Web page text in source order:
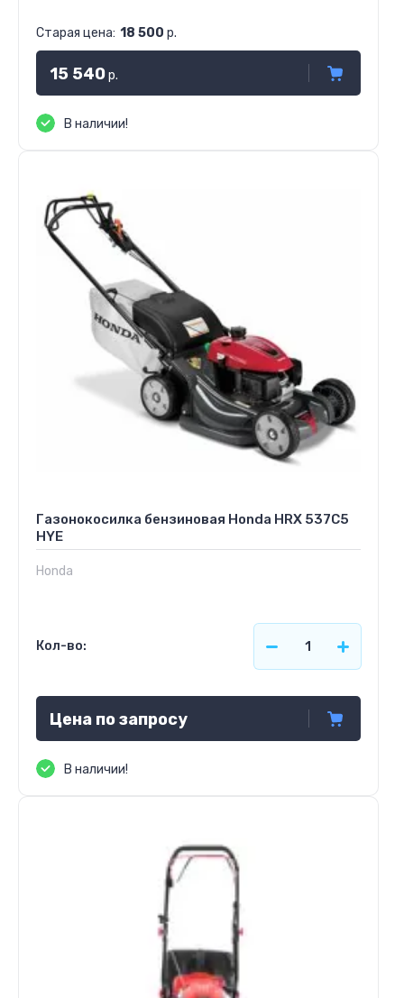
Старая цена: 18 500 р.
15 540р.
В наличии!
Газонокосилка бензиновая Honda HRX 537C5
HYE
Honda
Кол-во:
Цена по запросу
В наличии!